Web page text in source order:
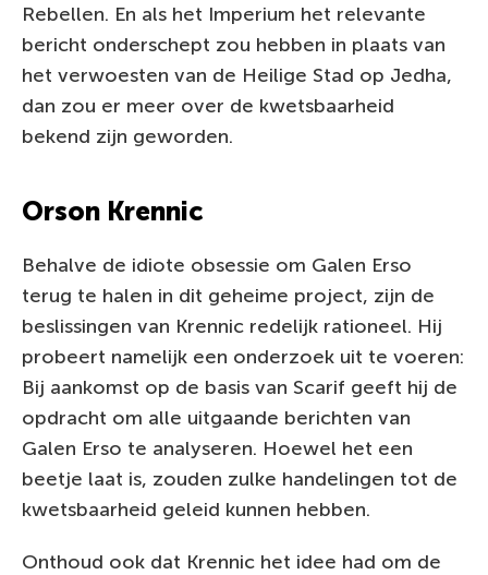
Rebellen. En als het Imperium het relevante
bericht onderschept zou hebben in plaats van
het verwoesten van de Heilige Stad op Jedha,
dan zou er meer over de kwetsbaarheid
bekend zijn geworden.
Orson Krennic
Behalve de idiote obsessie om Galen Erso
terug te halen in dit geheime project, zijn de
beslissingen van Krennic redelijk rationeel. Hij
probeert namelijk een onderzoek uit te voeren:
Bij aankomst op de basis van Scarif geeft hij de
opdracht om alle uitgaande berichten van
Galen Erso te analyseren. Hoewel het een
beetje laat is, zouden zulke handelingen tot de
kwetsbaarheid geleid kunnen hebben.
Onthoud ook dat Krennic het idee had om de